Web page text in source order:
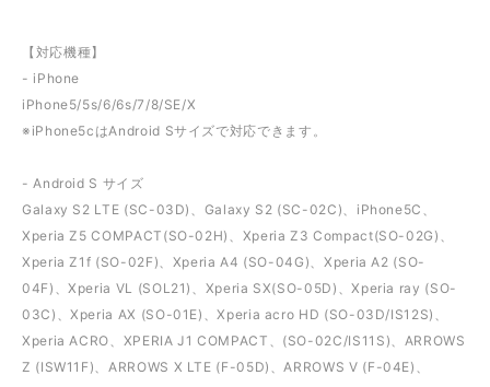
【対応機種】
- iPhone
iPhone5/5s/6/6s/7/8/SE/X
※iPhone5cはAndroid Sサイズで対応できます。
- Android S サイズ
Galaxy S2 LTE (SC-03D)、Galaxy S2 (SC-02C)、iPhone5C、
Xperia Z5 COMPACT(SO-02H)、Xperia Z3 Compact(SO-02G)、
Xperia Z1f (SO-02F)、Xperia A4 (SO-04G)、Xperia A2 (SO-
04F)、Xperia VL (SOL21)、Xperia SX(SO-05D)、Xperia ray (SO-
03C)、Xperia AX (SO-01E)、Xperia acro HD (SO-03D/IS12S)、
Xperia ACRO、XPERIA J1 COMPACT、(SO-02C/IS11S)、ARROWS
Z (ISW11F)、ARROWS X LTE (F-05D)、ARROWS V (F-04E)、